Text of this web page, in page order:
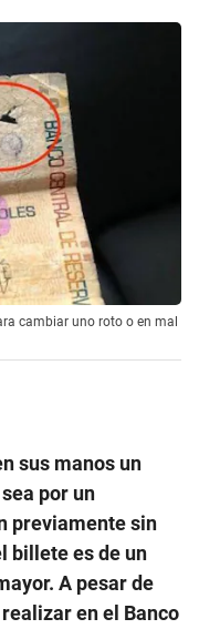
cambiar uno roto o en mal
sus manos un
por un
previamente sin
billete es de un
A pesar de
en el Banco